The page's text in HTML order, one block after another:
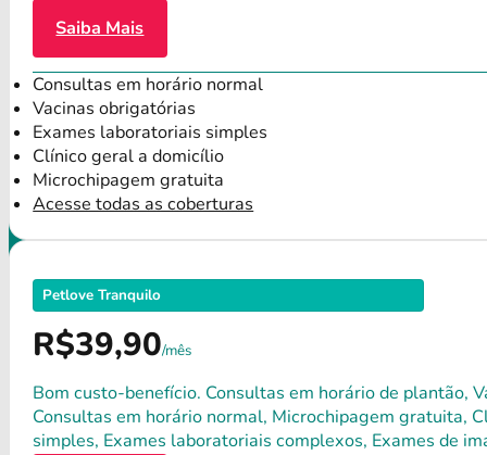
Saiba Mais
Consultas em horário normal
Vacinas obrigatórias
Exames laboratoriais simples
Clínico geral a domicílio
Microchipagem gratuita
Acesse todas as coberturas
Petlove Tranquilo
R$39,90/mês
Bom custo-benefício. Consultas em horário de plantão,
Consultas em horário normal, Microchipagem gratuita,
simples, Exames laboratoriais complexos, Exames de